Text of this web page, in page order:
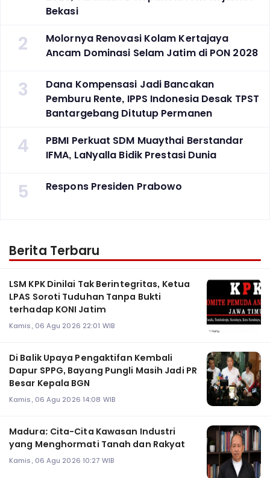
Bekasi
2
Molornya Renovasi Kolam Kertajaya
Ancam Dominasi Selam Jatim di PON 2028
3
Dana Kompensasi Jadi Bancakan
Pemburu Rente, IPPS Indonesia Desak TPST
Bantargebang Ditutup Permanen
4
PBMI Perkuat SDM Muaythai Berstandar
IFMA, LaNyalla Bidik Prestasi Dunia
5 Respons Presiden Prabowo
Berita Terbaru
LSM KPK Dinilai Tak Berintegritas, Ketua
LPAS Soroti Tuduhan Tanpa Bukti
terhadap KONI Jatim
Kamis, 06 Agu 2026 22:01 WIB
Di Balik Upaya Pengaktifan Kembali
Dapur SPPG, Bayang Pungli Masih Jadi PR
Besar Kepala BGN
Kamis, 06 Agu 2026 14:08 WIB
Madura: Cita-Cita Kawasan Industri
yang Menghormati Tanah dan Rakyat
Kamis, 06 Agu 2026 10:27 WIB